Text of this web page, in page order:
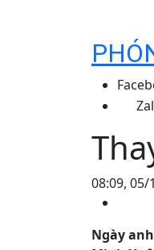
08:09, 05/
Ngày